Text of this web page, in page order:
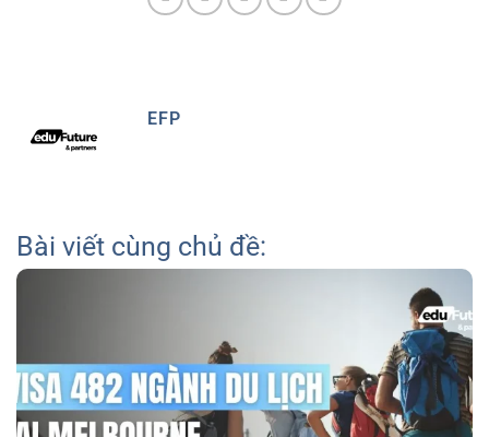
EFP
Bài viết cùng chủ đề: